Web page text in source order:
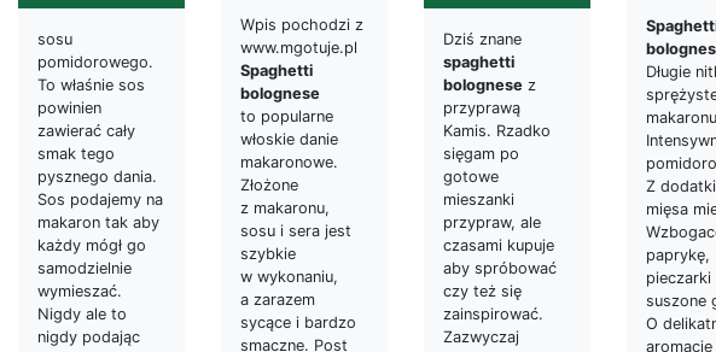
sosu
pomidorowego.
To właśnie sos
powinien
zawierać cały
smak tego
pysznego dania.
Sos podajemy na
makaron tak aby
każdy mógł go
samodzielnie
wymieszać.
Nigdy ale to
nigdy podając
Wpis pochodzi z
www.mgotuje.pl
Spaghetti
bolognese
to popularne
włoskie danie
makaronowe.
Złożone
z makaronu,
sosu i sera jest
szybkie
w wykonaniu,
a zarazem
sycące i bardzo
smaczne. Post
Dziś znane
spaghetti
bolognese z
przyprawą
Kamis. Rzadko
sięgam po
gotowe
mieszanki
przypraw, ale
czasami kupuje
aby spróbować
czy też się
zainspirować.
Zazwyczaj
Długie
Z
mięsa
paprykę,
pieczarki
suszone
O
aromacie